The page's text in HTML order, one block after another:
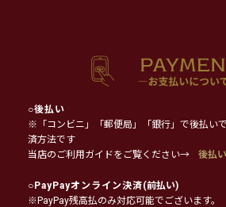
○後払い
※「コンビニ」「郵便局」「銀行」で後払い
済方法です
当店のご利用ガイドをご覧ください→
後払
○PayPayオンライン決済(前払い)
※PayPay残高払のみ対応可能でございます。